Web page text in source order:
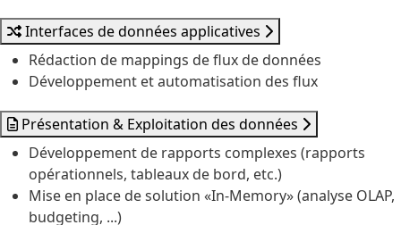
Interfaces de données applicatives
Rédaction de mappings de flux de données
Développement et automatisation des flux
Présentation & Exploitation des données
Développement de rapports complexes (rapports
opérationnels, tableaux de bord, etc.)
Mise en place de solution «In-Memory» (analyse OLAP,
budgeting, ...)